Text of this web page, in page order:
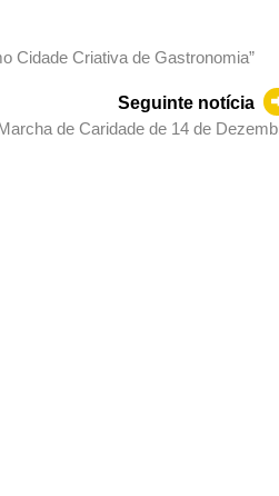
Cidade Criativa de Gastronomia”
Seguinte notícia
de Caridade de 14 de